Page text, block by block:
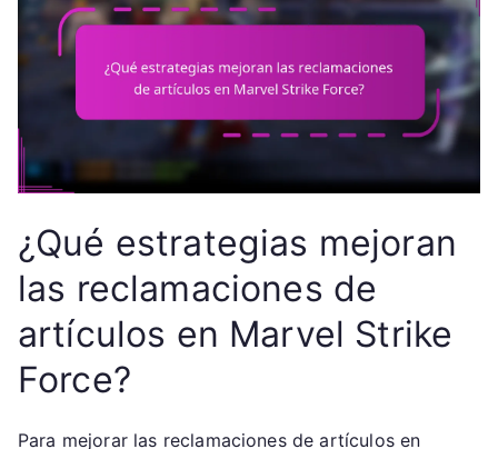
¿Qué estrategias mejoran
las reclamaciones de
artículos en Marvel Strike
Force?
Para mejorar las reclamaciones de artículos en